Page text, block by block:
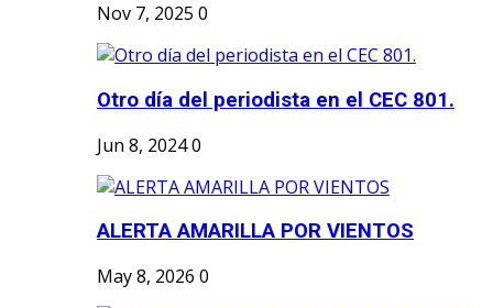
Nov 7, 2025 0
Otro día del periodista en el CEC 801.
Jun 8, 20240
ALERTA AMARILLA POR VIENTOS
May 8, 2026 0